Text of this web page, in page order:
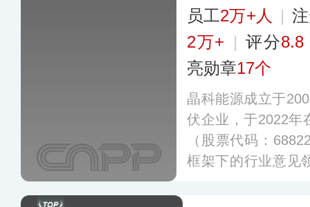
员工2万+人 |
2万+ | 评分8.8
亮勋章17个
晶科能源成立于
伏企业，于2022年
（股票代码：
框架下的行业意见